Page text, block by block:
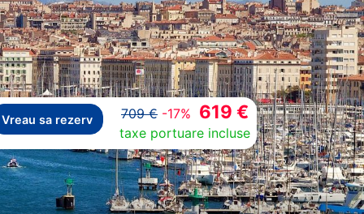
Vreau sa rezerv 709 € -17% 619 €
taxe portuare incluse
Next